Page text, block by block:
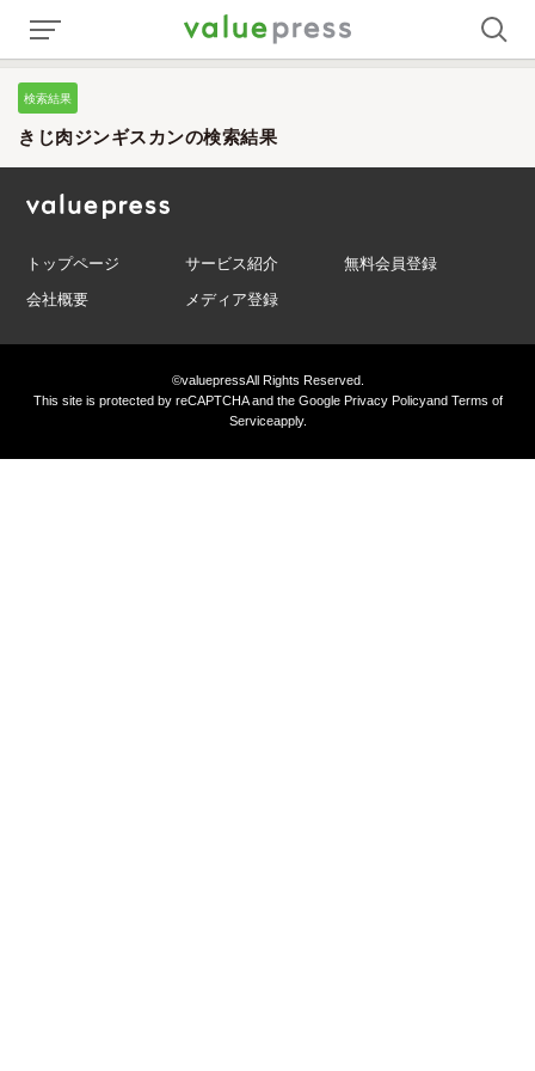
検索結果
きじ肉ジンギスカンの検索結果
トップページ サービス紹介
無料会員登録
会社概要
メディア登録
©valuepressAll Rights Reserved.
This site is protected by reCAPTCHA and the GooglePrivacy Policyand Terms of
Serviceapply.